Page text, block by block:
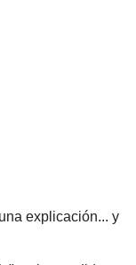
explicación... y